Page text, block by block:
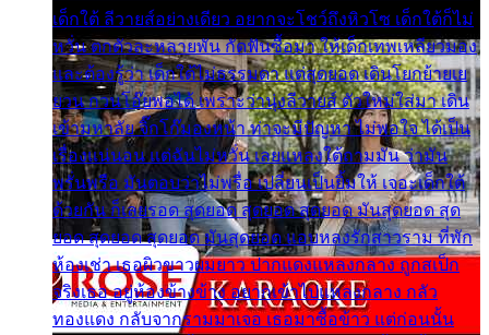
เด็กใต้ ลีวายส์อย่างเดียว อยากจะโชว์ถึงหิวโซ เด็กใต้ก็ไม่
หวั่น ตกตัวละหลายพัน กัดฟันซื้อมา ให้เด็กเทพเหลียวมอง
และต้องรู้ว่า เด็กใต้ไม่ธรรมดา แต่สุดยอด เดินโยกย้ายเย
ยวน กวนโอ๊ยพอได้ เพราะว่านุ่งลีวายส์ ตัวใหม่ใส่มา เดิน
เข้ามหาลัย จิ๊กโก๊มองหน้า ท่าจะมีปัญหา ไม่พอใจ ได้เป็น
เรื่องแน่นอน แต่ฉันไม่หวั่น เลยแหลงใต้ถามมัน ว่ามัน
พรั่นพรือ มันตอบว่าไม่พรื่อ เปลี่ยนเป็นยิ้มให้ เจอะเด็กใต้
ด้วยกัน ก็เลยรอด สุดยอด สุดยอด สุดยอด มันสุดยอด สุด
ยอด สุดยอด สุดยอด มันสุดยอด แอบหลงรักสาวราม ที่พัก
ห้องเช่า เธอผิวขาวผมยาว ปากแดงแหลงกลาง ถูกสเป็ก
จริงเธอ อยู่ห้องข้างข้าง อยากเข้าไปแหลงกลาง กลัว
ทองแดง กลับจากรามมาเจอ เธอมาซื้อข้าว แต่ก่อนนั้น